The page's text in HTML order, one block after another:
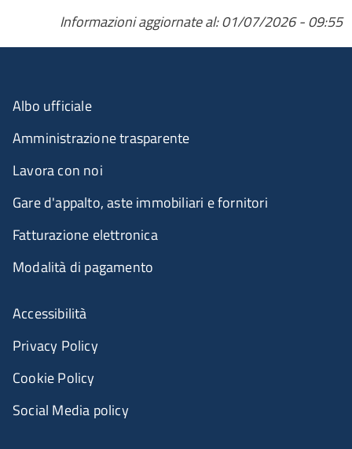
Informazioni aggiornate al: 01/07/2026 - 09:55
Menu organizzazione
Albo ufficiale
Amministrazione trasparente
Lavora con noi
Gare d'appalto, aste immobiliari e fornitori
Fatturazione elettronica
Modalità di pagamento
Menù riferimenti
Accessibilità
Privacy Policy
Cookie Policy
Social Media policy